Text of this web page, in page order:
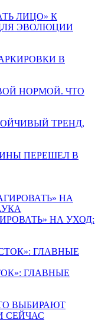
ЛИЦО» К
ЭВОЛЮЦИИ
В
НОРМОЙ. ЧТО
ТРЕНД,
ПЕРЕШЕЛ В
НА УХОД:
ГЛАВНЫЕ